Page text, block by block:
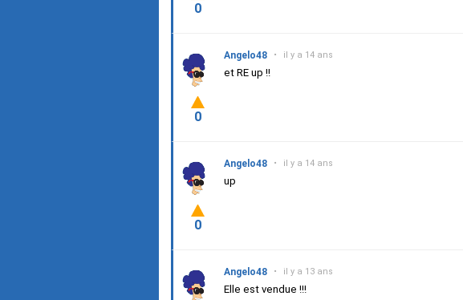
0
Angelo48 • il y a 14 ans
et RE up !!
0
Angelo48 • il y a 14 ans
up
0
Angelo48 • il y a 13 ans
Elle est vendue !!!